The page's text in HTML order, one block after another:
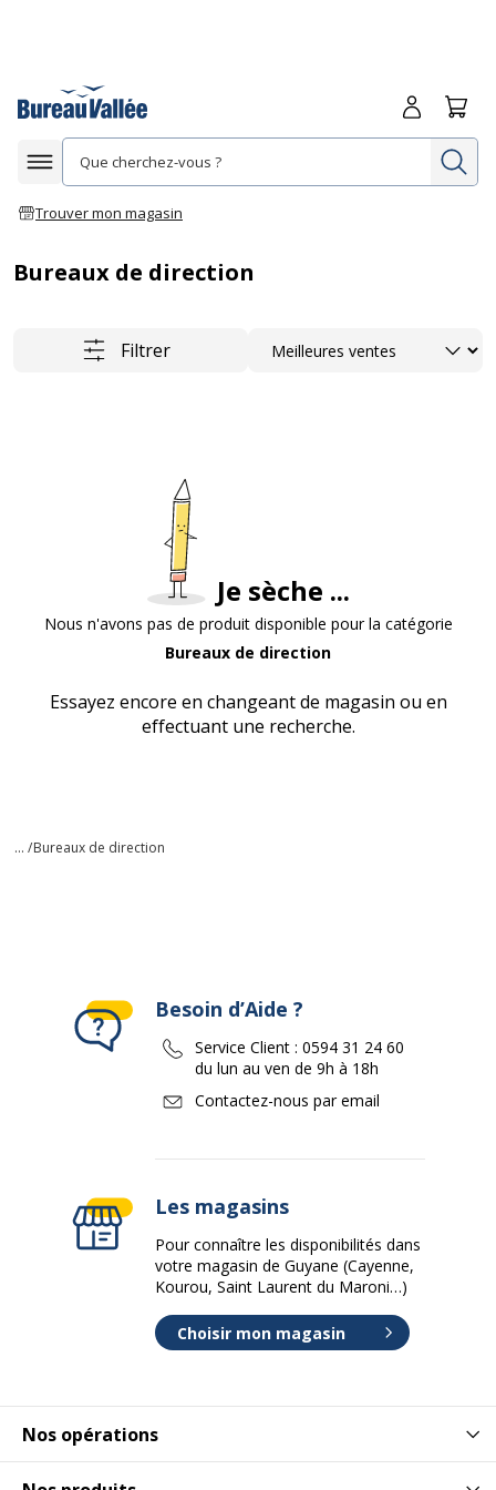
Afficher la navigation
Trouver mon magasin
Me
Bureaux de direction
Filtrer Trier
Je sèche ...
Nous n'avons pas de produit disponible pour la catégorie
Bureaux de direction
Essayez encore en changeant de magasin ou en
effectuant une recherche.
... /Bureaux de direction
Nos opérations
Besoin d’Aide ?
Service Client : 0594 31 24 60
du lun au ven de 9h à 18h
Contactez-nous par email
Les magasins
Pour connaître les disponibilités dans
votre magasin de Guyane (Cayenne,
Kourou, Saint Laurent du Maroni…)
Choisir mon magasin